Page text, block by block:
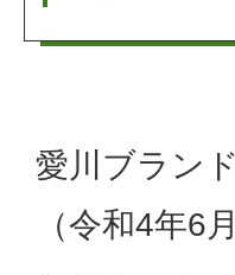
愛川ブラン
（令和4年6